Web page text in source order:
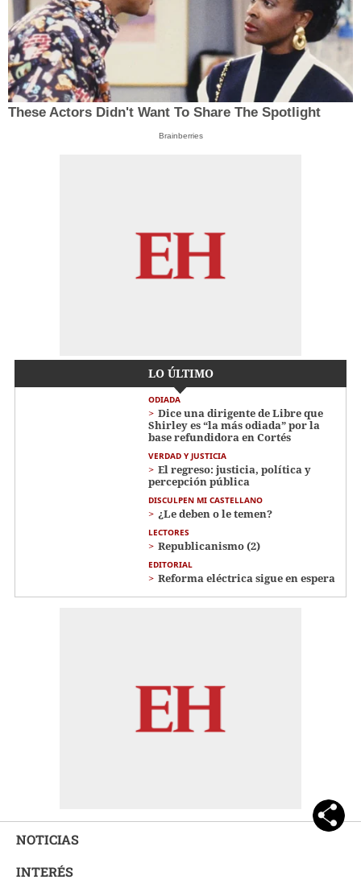
These Actors Didn't Want To Share The Spotlight
Brainberries
LO ÚLTIMO
ODIADA
Dice una dirigente de Libre que
Shirley es “la más odiada” por la
base refundidora en Cortés
VERDAD Y JUSTICIA
El regreso: justicia, política y
percepción pública
DISCULPEN MI CASTELLANO
¿Le deben o le temen?
LECTORES
Republicanismo (2)
EDITORIAL
Reforma eléctrica sigue en espera
NOTICIAS
INTERÉS